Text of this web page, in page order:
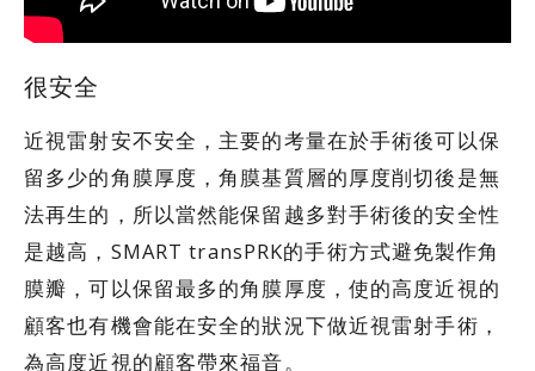
很安全
近視雷射安不安全，主要的考量在於手術後可以保
留多少的角膜厚度，角膜基質層的厚度削切後是無
法再生的，所以當然能保留越多對手術後的安全性
是越高，SMART transPRK的手術方式避免製作角
膜瓣，可以保留最多的角膜厚度，使的高度近視的
顧客也有機會能在安全的狀況下做近視雷射手術，
為高度近視的顧客帶來福音。